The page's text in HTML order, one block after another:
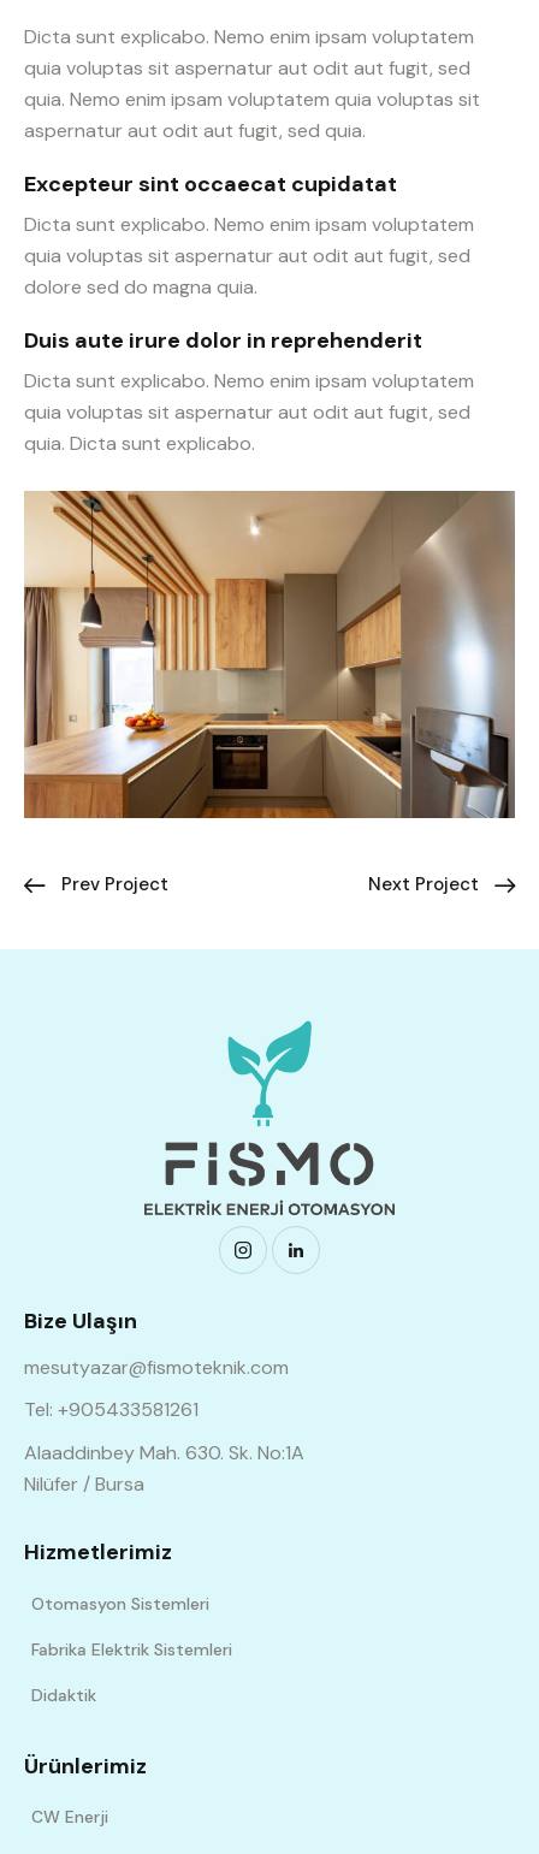
Dicta sunt explicabo. Nemo enim ipsam voluptatem
quia voluptas sit aspernatur aut odit aut fugit, sed
quia. Nemo enim ipsam voluptatem quia voluptas sit
aspernatur aut odit aut fugit, sed quia.
Excepteur sint occaecat cupidatat
Dicta sunt explicabo. Nemo enim ipsam voluptatem
quia voluptas sit aspernatur aut odit aut fugit, sed
dolore sed do magna quia.
Duis aute irure dolor in reprehenderit
Dicta sunt explicabo. Nemo enim ipsam voluptatem
quia voluptas sit aspernatur aut odit aut fugit, sed
quia. Dicta sunt explicabo.
Prev Project Next Project
Bize Ulaşın
mesutyazar@fismoteknik.com
Tel: +905433581261
Alaaddinbey Mah. 630. Sk. No:1A
Nilüfer / Bursa
Hizmetlerimiz
Otomasyon Sistemleri
Fabrika Elektrik Sistemleri
Didaktik
Ürünlerimiz
CW Enerji